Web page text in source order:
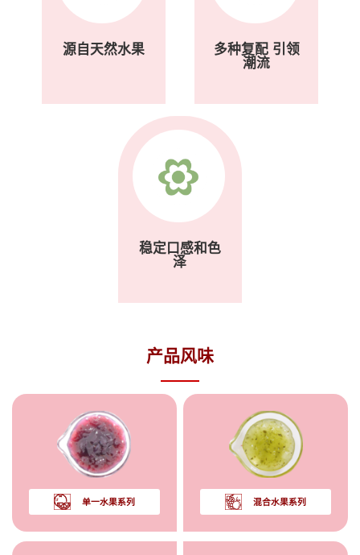
源自天然水果
多种复配 引领
潮流
稳定口感和色
泽
产品风味
单一水果系列 混合水果系列